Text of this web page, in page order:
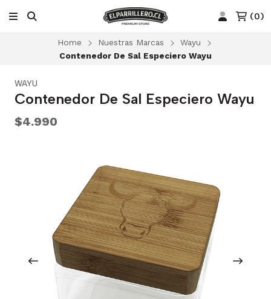
(0)
Home Nuestras Marcas
Wayu
Contenedor De Sal Especiero Wayu
WAYU
Contenedor De Sal Especiero Wayu
$4.990